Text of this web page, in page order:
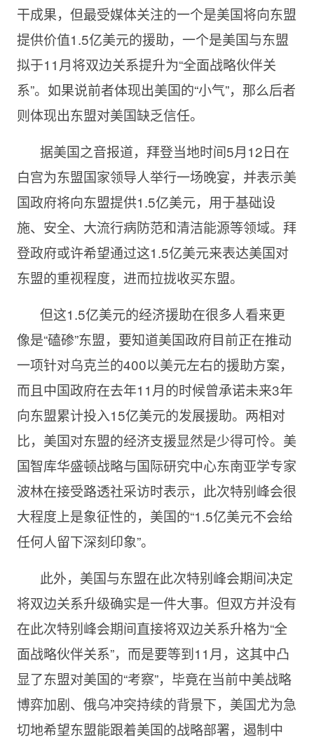
干成果，但最受媒体关注的一个是美国将向东盟
提供价值1.5亿美元的援助，一个是美国与东盟
拟于11月将双边关系提升为“全面战略伙伴关
系”。如果说前者体现出美国的“小气”，那么后者
则体现出东盟对美国缺乏信任。
据美国之音报道，拜登当地时间5月12日在
白宫为东盟国家领导人举行一场晚宴，并表示美
国政府将向东盟提供1.5亿美元，用于基础设
施、安全、大流行病防范和清洁能源等领域。拜
登政府或许希望通过这1.5亿美元来表达美国对
东盟的重视程度，进而拉拢收买东盟。
但这1.5亿美元的经济援助在很多人看来更
像是“磕碜”东盟，要知道美国政府目前正在推动
一项针对乌克兰的400以美元左右的援助方案，
而且中国政府在去年11月的时候曾承诺未来3年
向东盟累计投入15亿美元的发展援助。两相对
比，美国对东盟的经济支援显然是少得可怜。美
国智库华盛顿战略与国际研究中心东南亚学专家
波林在接受路透社采访时表示，此次特别峰会很
大程度上是象征性的，美国的“1.5亿美元不会给
任何人留下深刻印象”。
此外，美国与东盟在此次特别峰会期间决定
将双边关系升级确实是一件大事。但双方并没有
在此次特别峰会期间直接将双边关系升格为“全
面战略伙伴关系”，而是要等到11月，这其中凸
显了东盟对美国的“考察”，毕竟在当前中美战略
博弈加剧、俄乌冲突持续的背景下，美国尤为急
切地希望东盟能跟着美国的战略部署，遏制中